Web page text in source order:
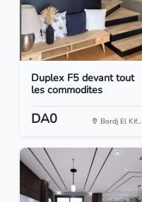
Duplex F5 devant tout
les commodites
DA0 Bordj El Kif...